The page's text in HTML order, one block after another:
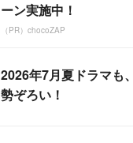
ーン実施中！
（PR）chocoZAP
2026年7月夏ドラマも
勢ぞろい！